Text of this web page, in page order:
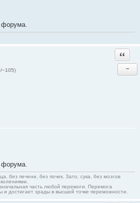
−105)
−
без печени, без почек. Зато, сука, без мозгов
часть любой перемоги. Перемога
достигает зрады в высшей точке переможности.